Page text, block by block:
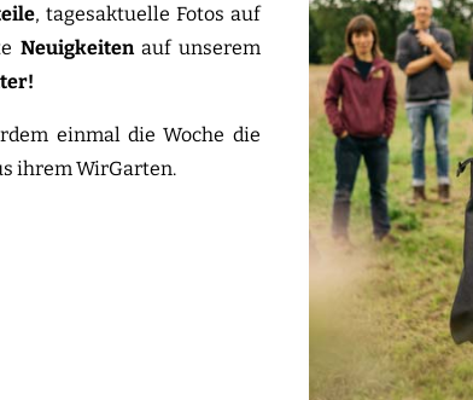
, tagesaktuelle Fotos auf
Neuigkeitenauf unserem
einmal die Woche die
ihrem WirGarten.